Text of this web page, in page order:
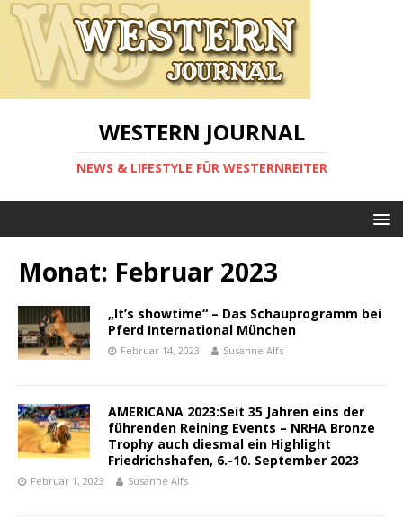
WESTERN JOURNAL
NEWS & LIFESTYLE FÜR WESTERNREITER
Monat: Februar 2023
„It’s showtime“ – Das Schauprogramm bei
Pferd International München
Februar 14, 2023 Susanne Alfs
AMERICANA 2023:Seit 35 Jahren eins der
führenden Reining Events – NRHA Bronze
Trophy auch diesmal ein Highlight
Friedrichshafen, 6.-10. September 2023
Februar 1, 2023 Susanne Alfs